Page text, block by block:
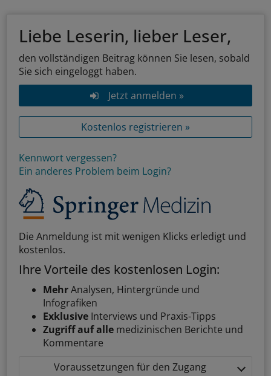
Liebe Leserin, lieber Leser,
den vollständigen Beitrag können Sie lesen, sobald
Sie sich eingeloggt haben.
Jetzt anmelden »
Kostenlos registrieren »
Kennwort vergessen?
Ein anderes Problem beim Login?
Die Anmeldung ist mit wenigen Klicks erledigt und
kostenlos.
Ihre Vorteile des kostenlosen Login:
MehrAnalysen, Hintergründe und
Infografiken
Exklusive Interviews und Praxis-Tipps
Zugriff auf alle medizinischen Berichte und
Kommentare
Voraussetzungen für den Zugang